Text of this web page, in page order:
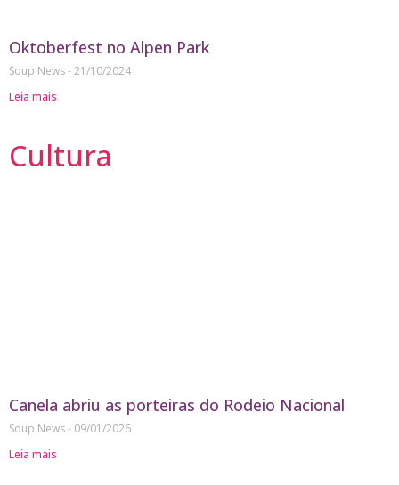
Oktoberfest no Alpen Park
Soup News 21/10/2024
Leia mais
Cultura
Canela abriu as porteiras do Rodeio Nacional
Soup News
09/01/2026
Leia mais